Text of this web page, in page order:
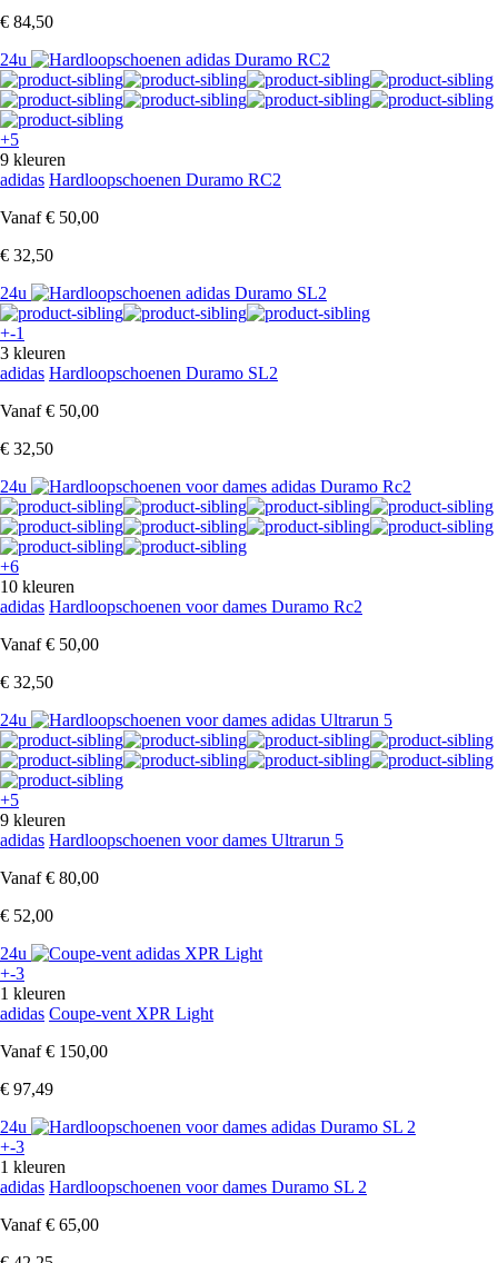
€ 84,50
24u
+5
9 kleuren
adidas Hardloopschoenen Duramo RC2
Vanaf € 50,00
€ 32,50
24u
+-1
3 kleuren
adidas Hardloopschoenen Duramo SL2
Vanaf € 50,00
€ 32,50
24u
+6
10 kleuren
adidas Hardloopschoenen voor dames Duramo Rc2
Vanaf € 50,00
€ 32,50
24u
+5
9 kleuren
adidas Hardloopschoenen voor dames Ultrarun 5
Vanaf € 80,00
€ 52,00
24u
+-3
1 kleuren
adidas Coupe-vent XPR Light
Vanaf € 150,00
€ 97,49
24u
+-3
1 kleuren
adidas Hardloopschoenen voor dames Duramo SL 2
Vanaf € 65,00